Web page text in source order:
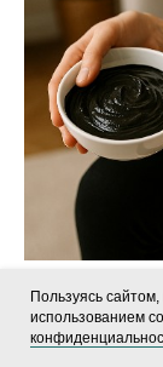
Лечение
Сергиевских
Пользуясь
использованием